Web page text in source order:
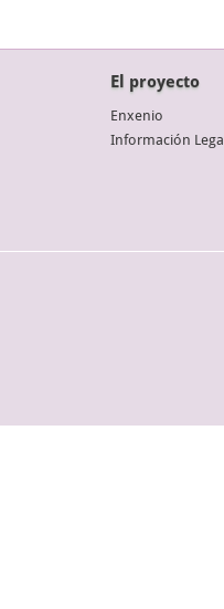
El proyecto
Enxenio
Información Legal